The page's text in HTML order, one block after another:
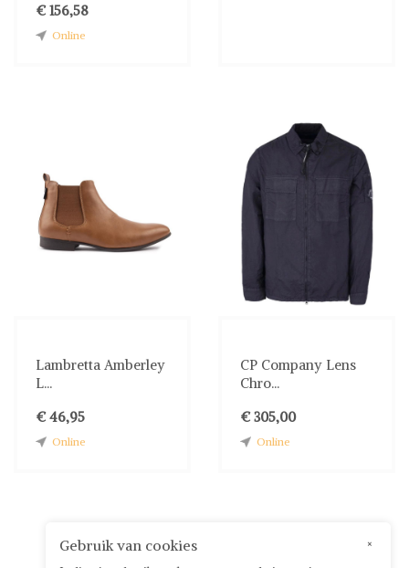
€ 156,58
Online
Lambretta Amberley
L...
€ 46,95
Online
CP Company Lens
Chro...
€ 305,00
Online
×
Gebruik van cookies